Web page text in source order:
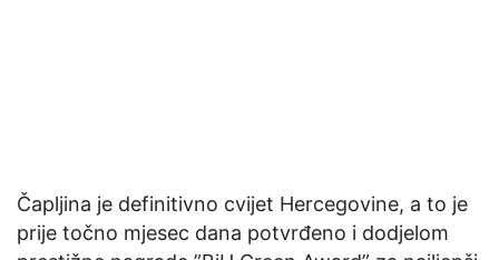
Čapljina je definitivno cvijet Hercegovine, a to je
prije točno mjesec dana potvrđeno i dodjelom